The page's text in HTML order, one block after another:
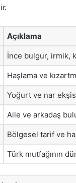
Açıklama
İnce bulgur, irmik,
Haşlama ve
Yoğurt ve nar
Aile ve arkadaş
Bölgesel tarif ve
Türk mutfağının